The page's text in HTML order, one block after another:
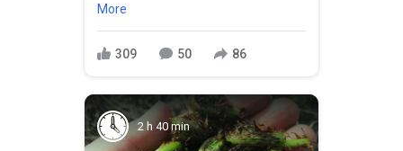
More
309 50 86
2 h 40 min